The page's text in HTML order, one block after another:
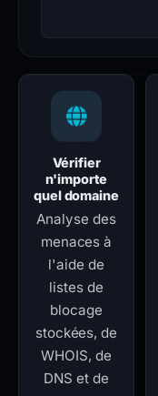
Vérifier
n'importe
quel domaine
Analyse des
menaces à
l'aide de
listes de
blocage
stockées, de
WHOIS, de
DNS et de